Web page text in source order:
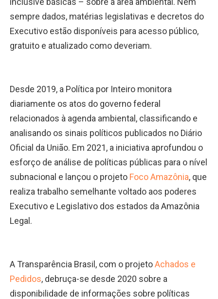
sempre dados, matérias legislativas e decretos do
Executivo estão disponíveis para acesso público,
gratuito e atualizado como deveriam.
Desde 2019, a Política por Inteiro monitora
diariamente os atos do governo federal
relacionados à agenda ambiental, classificando e
analisando os sinais políticos publicados no Diário
Oficial da União. Em 2021, a iniciativa aprofundou o
esforço de análise de políticas públicas para o nível
subnacional e lançou o projeto Foco Amazônia, que
realiza trabalho semelhante voltado aos poderes
Executivo e Legislativo dos estados da Amazônia
Legal.
A Transparência Brasil, com o projetoAchados e
Pedidos, debruça-se desde 2020 sobre a
disponibilidade de informações sobre políticas